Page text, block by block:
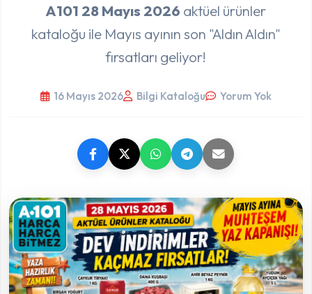
A101 28 Mayıs 2026 aktüel ürünler
kataloğu ile Mayıs ayının son "Aldın Aldın"
fırsatları geliyor!
16 Mayıs 2026 Bilgi Kataloğu Yorum Yok